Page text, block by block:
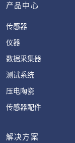
产品中心
传感器
仪器
数据采集器
测试系统
压电陶瓷
传感器配件
解决方案